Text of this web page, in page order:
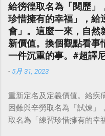
給徬徨取名為「閱歷」
珍惜擁有的幸福」，給
會」。這麼一來，自然
新價值。換個觀點看事
一件沉重的事。#超譯
- 5月 31, 2023
重新定名及定義價值。給疾
困難與辛勞取名為「試煉」
取名為「練習珍惜擁有的幸